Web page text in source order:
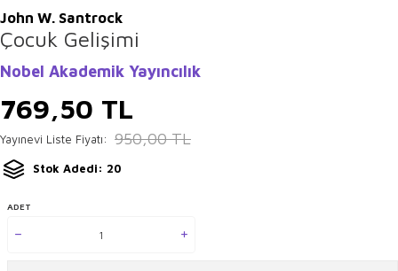
John W. Santrock
Çocuk Gelişimi
Nobel Akademik Yayıncılık
769,50 TL
Yayınevi Liste Fiyatı: 950,00TL
Stok Adedi: 20
ADET